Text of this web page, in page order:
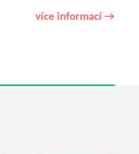
více informací →